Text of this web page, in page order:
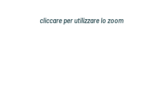
cliccare per utilizzare lo zoom